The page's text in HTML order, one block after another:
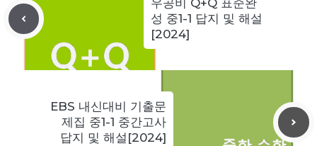
우공비 Q+Q 표준완
성 중1-1 답지 및 해설
[2024]
EBS 내신대비 기출문
제집 중1-1 중간고사
답지 및 해설[2024]